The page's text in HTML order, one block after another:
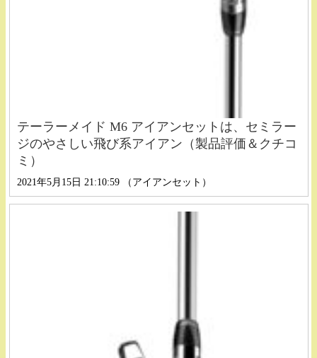
テーラーメイド M6 アイアンセットは、セミラー
ジのやさしい飛び系アイアン（製品評価＆クチコ
ミ）
2021年5月15日 21:10:59 （アイアンセット）